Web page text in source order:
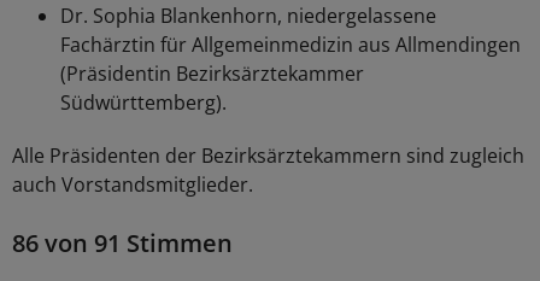
Dr. Sophia Blankenhorn, niedergelassene
Fachärztin für Allgemeinmedizin aus Allmendingen
(Präsidentin Bezirksärztekammer
Südwürttemberg).
Alle Präsidenten der Bezirksärztekammern sind zugleich
auch Vorstandsmitglieder.
86 von 91 Stimmen